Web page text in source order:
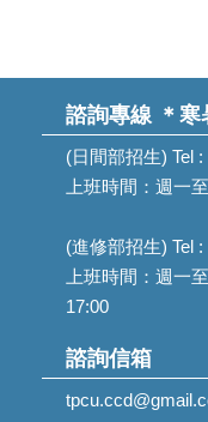
諮詢專線 ＊
(日間部招生) Tel
上班時間：週一
(進修部招生) Tel
上班時間：週一
17:00
諮詢信箱